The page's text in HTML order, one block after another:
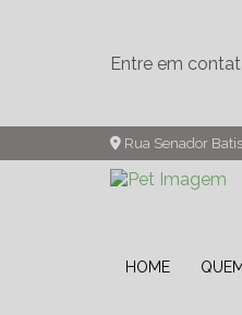
Entre em
Rua Senador
HOME